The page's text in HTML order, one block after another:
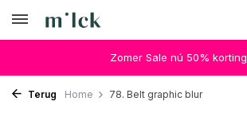
Zomer Sale nú 50% korting
Terug Home 78. Belt graphic blur